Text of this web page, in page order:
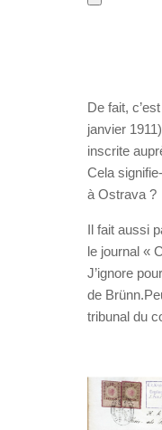
De fait,
janvier
inscrite
Cela
à Ostrava ?
Il fait aussi
le journal «
J’ignore
de
tribunal du